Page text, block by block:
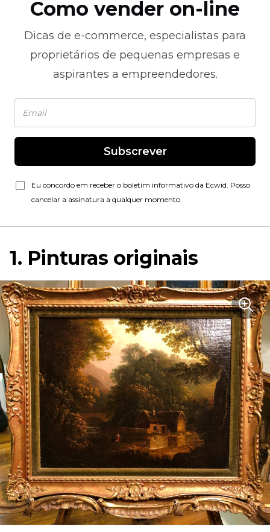
Como vender on-line
Dicas de e-commerce, especialistas para
proprietários de pequenas empresas e
aspirantes a empreendedores.
Subscrever
Eu concordo em receber o boletim informativo da Ecwid. Posso
cancelar a assinatura a qualquer momento.
1. Pinturas originais